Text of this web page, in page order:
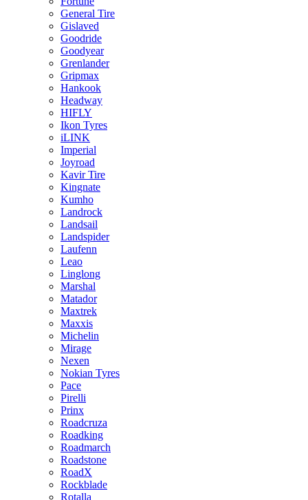
General Tire
Gislaved
Goodride
Goodyear
Grenlander
Gripmax
Hankook
Headway
HIFLY
Ikon Tyres
iLINK
Imperial
Joyroad
Kavir Tire
Kingnate
Kumho
Landrock
Landsail
Landspider
Laufenn
Leao
Linglong
Marshal
Matador
Maxtrek
Maxxis
Michelin
Mirage
Nexen
Nokian Tyres
Pace
Pirelli
Prinx
Roadcruza
Roadking
Roadmarch
Roadstone
RoadX
Rockblade
Rotalla